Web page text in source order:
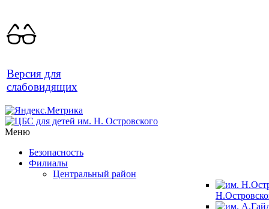
Версия для
слабовидящих
Меню
Безопасность
Филиалы
Центральный район